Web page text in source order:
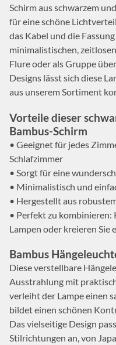
Schirm aus schwarzem
für eine schöne
das Kabel und die
minimalistischen,
Flure oder als Gruppe
Designs lässt sich diese
aus unserem Sortiment
Vorteile dieser
Bambus-Schirm
• Geeignet für jedes
Schlafzimmer
• Sorgt für eine
• Minimalistisch und
• Hergestellt aus
• Perfekt zu kombinieren:
Lampen oder kreieren Sie
Bambus
Diese verstellbare
Ausstrahlung mit
verleiht der Lampe einen
bildet einen schönen
Das vielseitige Design
Stilrichtungen an, von